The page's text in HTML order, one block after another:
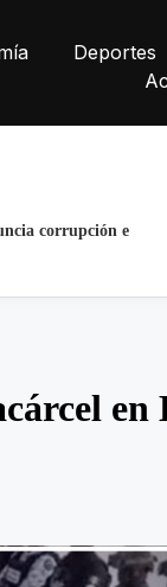
Deportes
en
en